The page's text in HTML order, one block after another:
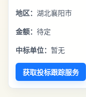
地区： 湖北襄阳市
金额： 待定
中标单位： 暂无
获取投标跟踪服务